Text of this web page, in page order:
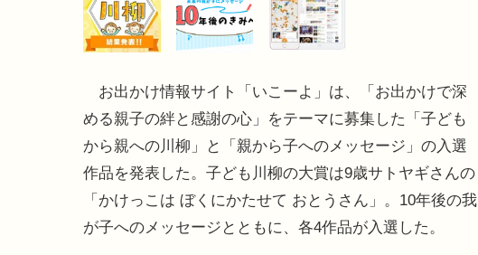
お出かけ情報サイト「いこーよ」は、「お出かけで深
める親子の絆と感謝の心」をテーマに募集した「子ども
から親への川柳」と「親から子へのメッセージ」の入選
作品を発表した。子ども川柳の大賞は9歳サトヤギさんの
「かけっこは ぼくにかたせて おとうさん」。10年後の我
が子へのメッセージとともに、各4作品が入選した。